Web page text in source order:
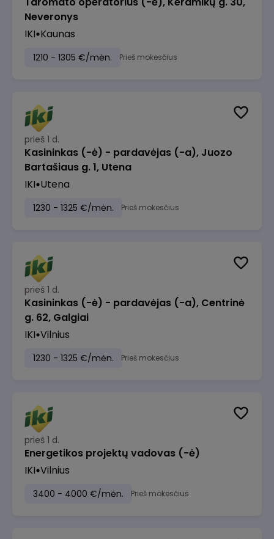
Neveronys
IKI Kaunas
1210 - 1305 €/mėn. Prieš mokesčius
prieš 1 d.
Kasininkas (-ė) - pardavėjas (-a), Juozo
Bartašiaus g. 1, Utena
IKI Utena
1230 - 1325 €/mėn. Prieš mokesčius
prieš 1 d.
Kasininkas (-ė) - pardavėjas (-a), Centrinė
g. 62, Galgiai
IKI Vilnius
1230 - 1325 €/mėn. Prieš mokesčius
prieš 1 d.
Energetikos projektų vadovas (-ė)
IKI Vilnius
3400 - 4000 €/mėn. Prieš mokesčius